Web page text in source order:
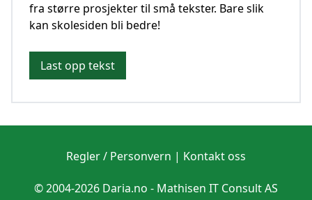
fra større prosjekter til små tekster. Bare slik
kan skolesiden bli bedre!
Last opp tekst
Regler / Personvern | Kontakt oss
© 2004-2026 Daria.no - Mathisen IT Consult AS